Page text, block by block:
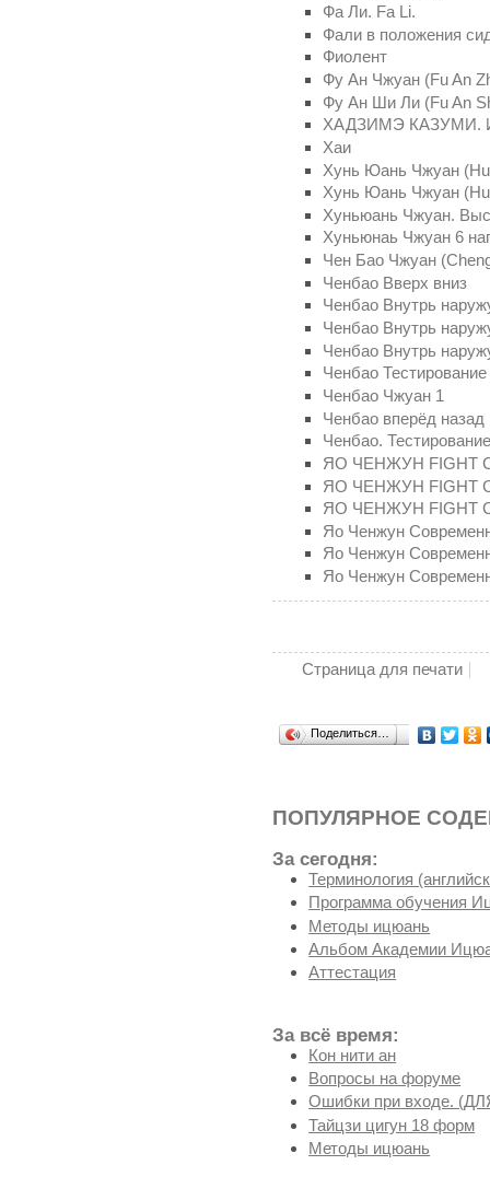
Фа Ли. Fa Li.
Фали в положения
Фиолент
Фу Ан Чжуан (Fu An
Фу Ан Ши Ли (Fu An
ХАДЗИМЭ КАЗУМИ.
Хаи
Хунь Юань Чжуан
Хунь Юань Чжуан
Хуньюань Чжуан.
Хуньюнаь Чжуан 6
Чен Бао Чжуан
Ченбао Вверх вниз
Ченбао Внутрь
Ченбао Внутрь
Ченбао Внутрь
Ченбао
Ченбао Чжуан 1
Ченбао вперёд назад
Ченбао.
ЯО ЧЕНЖУН FIGHT
ЯО ЧЕНЖУН FIGHT
ЯО ЧЕНЖУН FIGHT
Яо Ченжун
Яо Ченжун
Яо Ченжун
Страница для печати
Поделиться…
ПОПУЛЯРНОЕ
За сегодня:
Терминология
Программа обучения
Методы ицюань
Альбом Академии
Аттестация
За всё время:
Кон нити ан
Вопросы на форуме
Ошибки при входе.
Тайцзи цигун 18 форм
Методы ицюань